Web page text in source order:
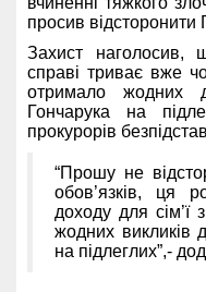
просив відсторонити
Захист наголосив,
справі триває вже
отримало жодних
Гончарука на
прокурорів
“Прошу не
обов’язків, ця
доходу для
жодних викликів
на підлеглих”,-